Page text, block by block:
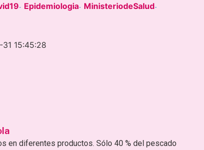
- Epidemiologia- MinisteriodeSalud-
15:45:28
en diferentes productos. Sólo 40 % del pescado